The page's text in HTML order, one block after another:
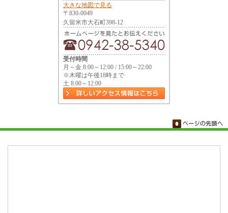
大きな地図で見る
〒830-0049
久留米市大石町398-12
受付時間
月～金 8:00～12:00 / 15:00～22:00
※木曜は午後18時まで
土 8:00～12:00